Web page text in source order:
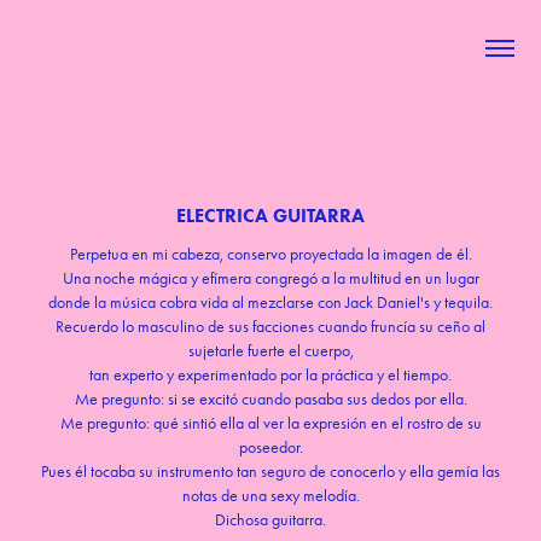
ELECTRICA GUITARRA
Perpetua en mi cabeza, conservo proyectada la imagen de él.
Una noche mágica y efímera congregó a la multitud en un lugar
donde la música cobra vida al mezclarse con Jack Daniel's y tequila.
Recuerdo lo masculino de sus facciones cuando fruncía su ceño al
sujetarle fuerte el cuerpo,
tan experto y experimentado por la práctica y el tiempo.
Me pregunto: si se excitó cuando pasaba sus dedos por ella.
Me pregunto: qué sintió ella al ver la expresión en el rostro de su
poseedor.
Pues él tocaba su instrumento tan seguro de conocerlo y ella gemía las
notas de una sexy melodía.
Dichosa guitarra.